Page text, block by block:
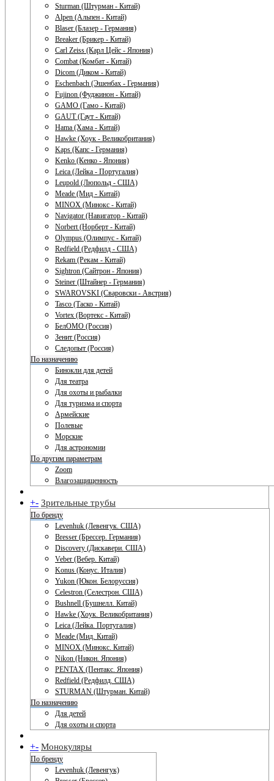
Sturman (Штурман - Китай)
Alpen (Альпен - Китай)
Blaser (Блазер - Германия)
Breaker (Брикер - Китай)
Carl Zeiss (Карл Цейс - Япония)
Combat (Комбат - Китай)
Dicom (Диком - Китай)
Eschenbach (Эшенбах - Германия)
Fujinon (Фуджинон - Китай)
GAMO (Гамо - Китай)
GAUT (Гаут - Китай)
Hama (Хама - Китай)
Hawke (Хоук - Великобритания)
Kaps (Капс - Германия)
Kenko (Кенко - Япония)
Leica (Лейка - Португалия)
Leupold (Люпольд - США)
Meade (Мид - Китай)
MINOX (Минокс - Китай)
Navigator (Навигатор - Китай)
Norbert (Норберт - Китай)
Olympus (Олимпус - Китай)
Redfield (Редфилд - США)
Rekam (Рекам - Китай)
Sightron (Сайтрон - Япония)
Steiner (Штайнер - Германия)
SWAROVSKI (Сваровски - Австрия)
Tasco (Таско - Китай)
Vortex (Вортекс - Китай)
БелОМО (Россия)
Зенит (Россия)
Следопыт (Россия)
По назначению
Бинокли для детей
Для театра
Для охоты и рыбалки
Для туризма и спорта
Армейские
Полевые
Морские
Для астрономии
По другим параметрам
Zoom
Влагозащищенность
+- Зрительные трубы
По бренду
Levenhuk (Левенгук. США)
Bresser (Брессер. Германия)
Discovery (Дискавери. США)
Veber (Вебер. Китай)
Konus (Конус. Италия)
Yukon (Юкон. Белоруссия)
Celestron (Селестрон. США)
Bushnell (Бушнелл. Китай)
Hawke (Хоук. Великобритания)
Leica (Лейка. Португалия)
Meade (Мид. Китай)
MINOX (Минокс. Китай)
Nikon (Никон. Япония)
PENTAX (Пентакс. Япония)
Redfield (Редфилд. США)
STURMAN (Штурман. Китай)
По назначению
Для детей
Для охоты и спорта
+- Монокуляры
По бренду
Levenhuk (Левенгук)